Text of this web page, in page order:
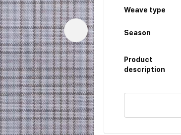
Weave type
Season
Product
description